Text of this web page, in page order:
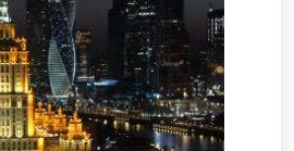
постоянно проходят
на самые
в Москве –
фестивали, шоу и
Подписывайтесь и